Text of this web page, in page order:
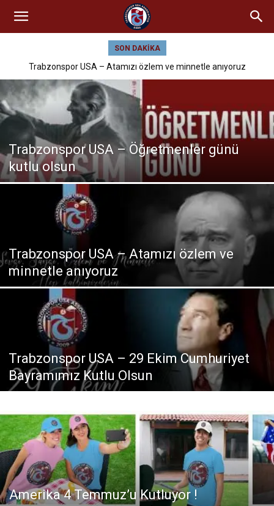
SON DAKIKA
Trabzonspor USA – Atamızı özlem ve minnetle anıyoruz
Trabzonspor USA – Öğretmenler günü
kutlu olsun
Trabzonspor USA – Atamızı özlem ve
minnetle anıyoruz
Trabzonspor USA – 29 Ekim Cumhuriyet
Bayramımız Kutlu Olsun
Amerika 4 Temmuz’u Kutluyor !